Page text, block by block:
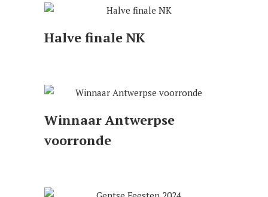
Halve finale NK
Winnaar Antwerpse
voorronde